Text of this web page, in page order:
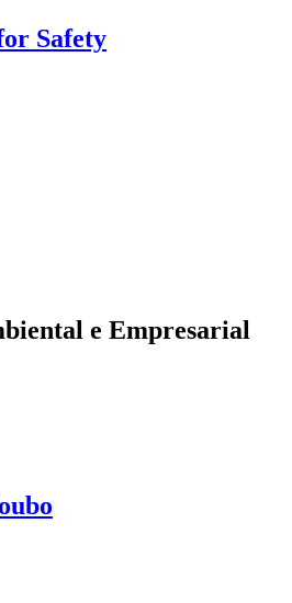
Safety
e Empresarial